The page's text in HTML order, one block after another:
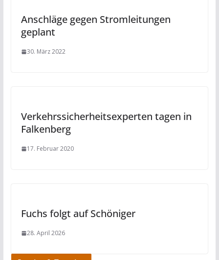
Anschläge gegen Stromleitungen
geplant
30. März 2022
Verkehrssicherheitsexperten tagen in
Falkenberg
17. Februar 2020
Fuchs folgt auf Schöniger
28. April 2026